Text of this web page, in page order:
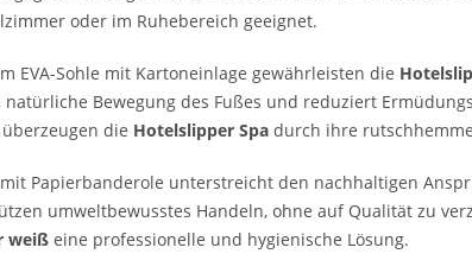
oder im Ruhebereich geeignet.
EVA-Sohle mit Kartoneinlage gewährleisten die
Bewegung des Fußes und reduziert
überzeugen die Hotelslipper Spa durch ihre
Papierbanderole unterstreicht den nachhaltigen
umweltbewusstes Handeln, ohne auf Qualität zu
weiß eine professionelle und hygienische Lösung.